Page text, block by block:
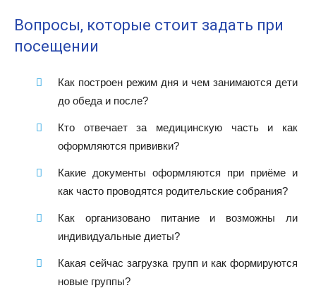
Вопросы, которые стоит задать при
посещении
Как построен режим дня и чем занимаются дети
до обеда и после?
Кто отвечает за медицинскую часть и как
оформляются прививки?
Какие документы оформляются при приёме и
как часто проводятся родительские собрания?
Как организовано питание и возможны ли
индивидуальные диеты?
Какая сейчас загрузка групп и как формируются
новые группы?